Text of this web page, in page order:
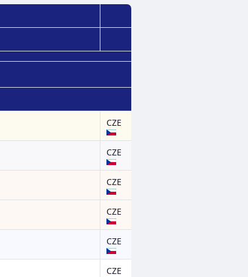
CZE
CZE
CZE
CZE
CZE
CZE